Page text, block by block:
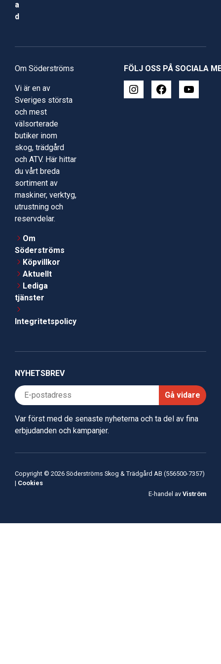
a
d
Om Söderströms
Vi är en av
Sveriges största
och mest
välsorterade
butiker inom
skog, trädgård
och ATV. Här hittar
du vårt breda
sortiment av
maskiner, verktyg,
utrustning och
reservdelar.
Om
Söderströms
Köpvillkor
Aktuellt
Lediga
tjänster
Integritetspolicy
FÖLJ OSS PÅ SOCIALA
NYHETSBREV
Gå vidare
Var först med de senaste nyheterna och ta del av fina
erbjudanden och kampanjer.
Copyright © 2026 Söderströms Skog & Trädgård AB (556500-7357)
| Cookies
E-handel av Viström